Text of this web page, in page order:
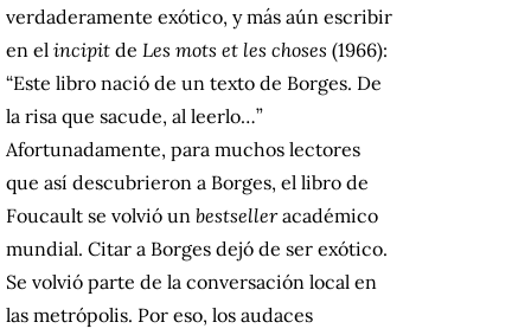
verdaderamente exótico, y más aún escribir
en el incipit de Les mots et les choses (1966):
“Este libro nació de un texto de Borges. De
la risa que sacude, al leerlo…”
Afortunadamente, para muchos lectores
que así descubrieron a Borges, el libro de
Foucault se volvió un bestselleracadémico
mundial. Citar a Borges dejó de ser exótico.
Se volvió parte de la conversación local en
las metrópolis. Por eso, los audaces